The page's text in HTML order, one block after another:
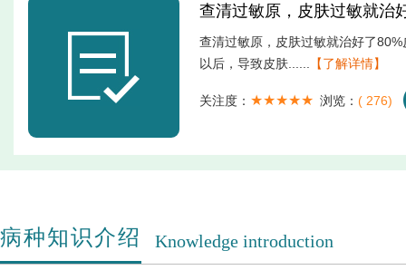
查清过敏原，皮肤过敏就治
查清过敏原，皮肤过敏就治好了
以后，导致皮肤...... 【了解详情】
关注度： ★★★★★ 浏览： ( 276)
病种知识介绍 Knowledge introduction